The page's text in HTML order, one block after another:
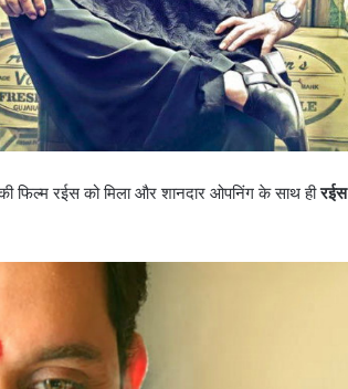
फिल्म रईस को मिला और शानदार ओपनिंग के साथ हीरईस